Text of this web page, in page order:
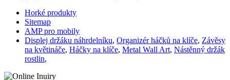
Horké produkty
Sitemap
AMP pro mobily
Displej držáku náhrdelníku, Organizér háčků na klíče, Závěsy
na květináče, Háčky na klíče, Metal Wall Art, Nástěnný držák
rostlin,